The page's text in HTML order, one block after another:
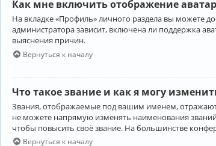
Как мне включить отображение
На вкладке «Профиль» личного раздела вы можете
администратора зависит, включена ли поддержка
выяснения причин.
Вернуться к началу
Что такое звание и как я могу
Звания, отображаемые под вашим именем,
не можете напрямую изменять наименования
чтобы повысить своё звание. На большинстве
Вернуться к началу